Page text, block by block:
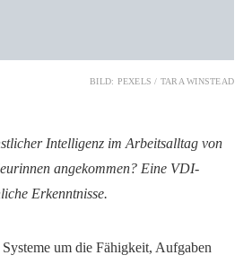
BILD: PEXELS / TARA WINSTEAD
Intelligenz im Arbeitsalltag von
angekommen? Eine VDI-
Erkenntnisse.
um die Fähigkeit, Aufgaben